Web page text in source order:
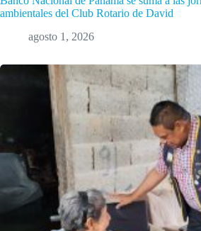
ambientales del Club Rotario de David
agosto 1, 2026